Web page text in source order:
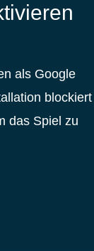
als Google
blockiert
das Spiel zu